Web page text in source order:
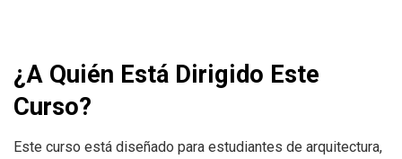
¿A Quién Está Dirigido Este
Curso?
Este curso está diseñado para estudiantes de arquitectura,